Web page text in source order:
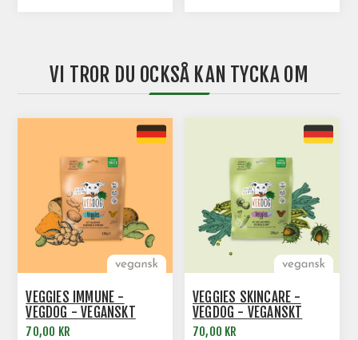
VI TROR DU OCKSÅ KAN TYCKA OM
VEGGIES IMMUNE -
VEGDOG - VEGANSKT
HUNDGODIS
70,00 KR
VEGGIES SKINCARE -
VEGDOG - VEGANSKT
HUNDGODIS
70,00 KR